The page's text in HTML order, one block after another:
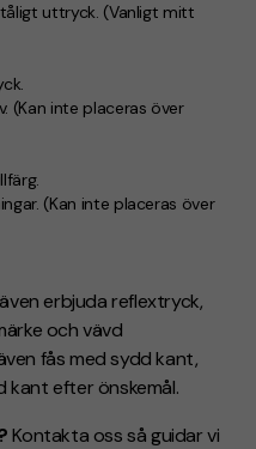
uttryck. (Vanligt mitt
(Kan inte placeras över
(Kan inte placeras över
erbjuda reflextryck,
och vävd
fås med sydd kant,
efter önskemål.
Kontakta oss så guidar vi